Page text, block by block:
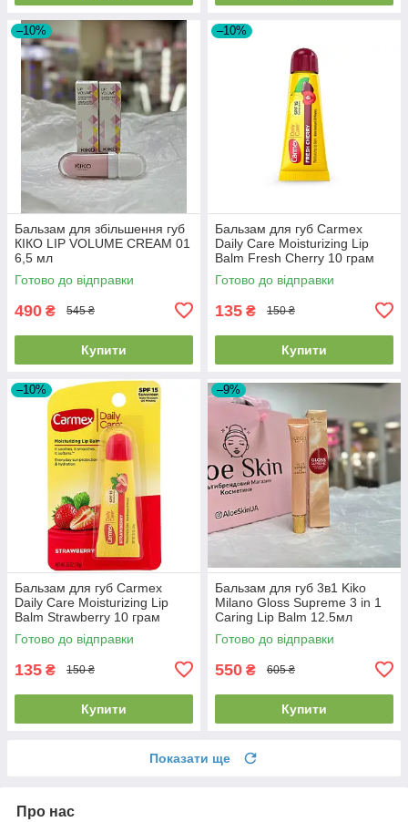
–10%
Бальзам для збільшення губ
КІКО LIP VOLUME CREAM 01
6,5 мл
Готово до відправки
490 ₴ 545 ₴
Купити
–10%
Бальзам для губ Carmex
Daily Care Moisturizing Lip
Balm Fresh Cherry 10 грам
Готово до відправки
135 ₴ 150 ₴
Купити
–10%
Бальзам для губ Carmex
Daily Care Moisturizing Lip
Balm Strawberry 10 грам
Готово до відправки
135 ₴ 150 ₴
Купити
–9%
Бальзам для губ 3в1 Kiko
Milano Gloss Supreme 3 in 1
Caring Lip Balm 12.5мл
Готово до відправки
550 ₴ 605 ₴
Купити
Показати ще
Про нас